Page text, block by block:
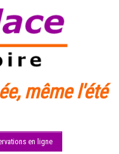
même l'été
en ligne